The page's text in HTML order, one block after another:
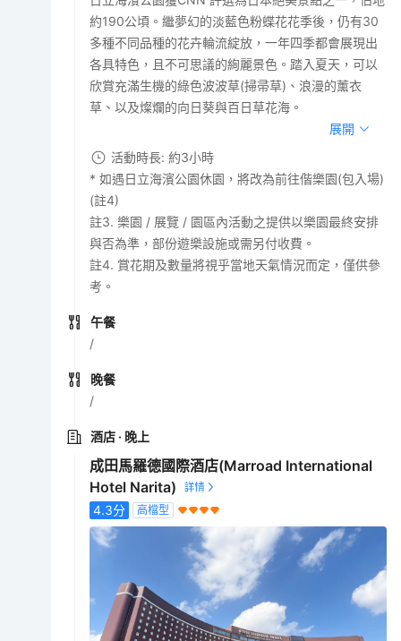
約190公頃。繼夢幻的淡藍色粉蝶花花季後，仍有30
多種不同品種的花卉輪流綻放，一年四季都會展現出
各具特色，且不可思議的絢麗景色。踏入夏天，可以
欣賞充滿生機的綠色波波草(掃帚草)、浪漫的薰衣
草、以及燦爛的向日葵與百日草花海。
展開
活動時長: 約3小時
* 如遇日立海濱公園休園，將改為前往偕樂園(包入場)
(註4)
註3. 樂園 / 展覽 / 園區內活動之提供以樂園最終安排
與否為準，部份遊樂設施或需另付收費。
註4. 賞花期及數量將視乎當地天氣情況而定，僅供參
考。
午餐
/
晚餐
/
酒店 · 晚上
成田馬羅德國際酒店(Marroad International
Hotel Narita)
4.3分 高檔型